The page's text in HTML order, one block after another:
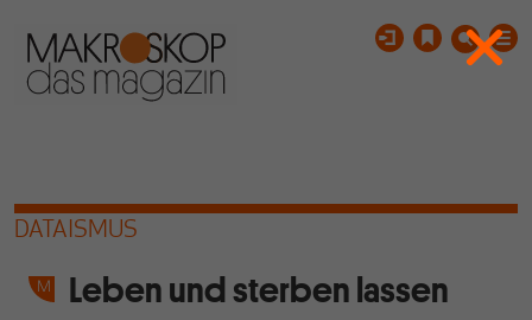
DATAISMUS
Leben und sterben lassen